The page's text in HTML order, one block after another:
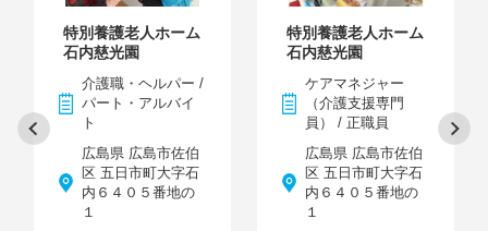
特別養護老人ホーム
石内慈光園
介護職・ヘルパー /
パート・アルバイ
ト
広島県 広島市佐伯
区 五日市町大字石
内６４０５番地の
１
特別養護老人ホーム
石内慈光園
ケアマネジャー
（介護支援専門
員） / 正職員
広島県 広島市佐伯
区 五日市町大字石
内６４０５番地の
１